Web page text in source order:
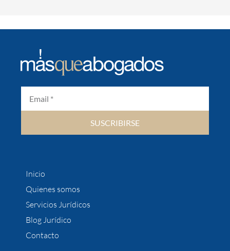
SUSCRIBIRSE
Inicio
Quienes somos
Servicios Jurídicos
Blog Jurídico
Contacto